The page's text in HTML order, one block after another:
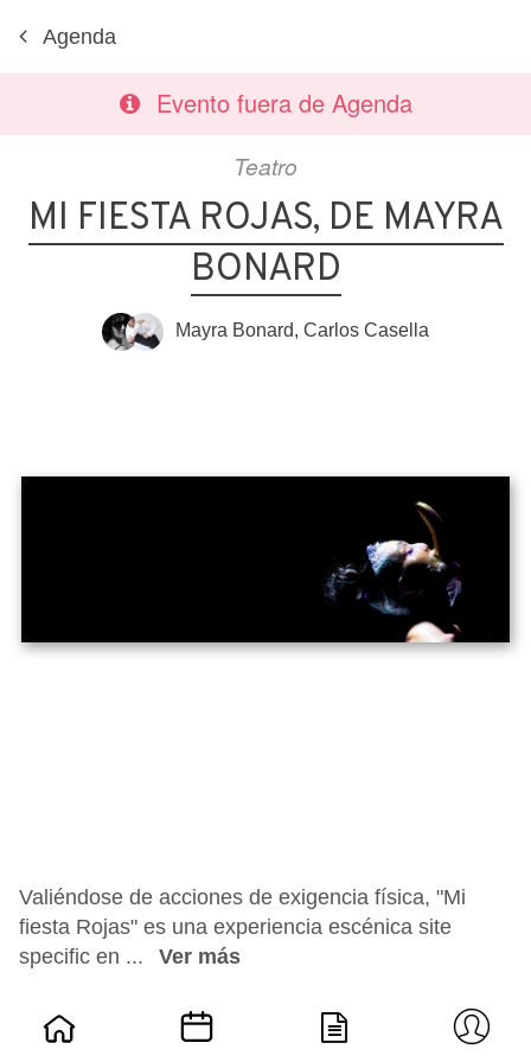
Agenda
Evento fuera de Agenda
Teatro
MI FIESTA ROJAS, DE MAYRA
BONARD
Mayra Bonard, Carlos Casella
Valiéndose de acciones de exigencia física, "Mi
fiesta Rojas" es una experiencia escénica site
specific en ...
Ver más